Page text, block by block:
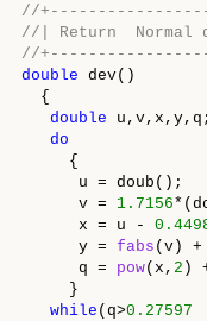
//
//| Return  Normal
//
double dev()
{
double u,v,x,y,q;
do
{
u = doub();
v = 1.7156
x = u -
y = fabs (v) +
q = pow(x, 2 )
}
while (q>0.27597